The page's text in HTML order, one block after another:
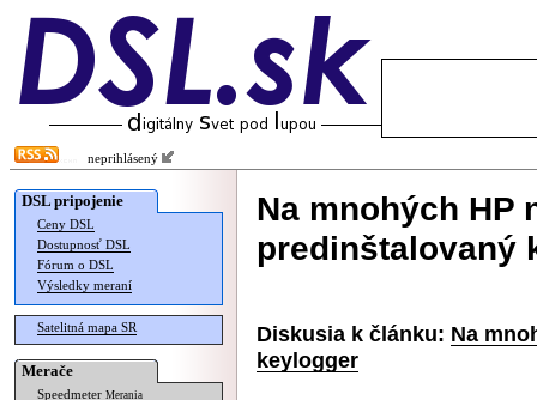
neprihlásený
DSL pripojenie
Ceny DSL
Dostupnosť DSL
Fórum o DSL
Výsledky meraní
Satelitná mapa SR
Merače
Speedmeter Merania
Na mnohých HP
predinštalovaný
Diskusia k článku: Na
keylogger